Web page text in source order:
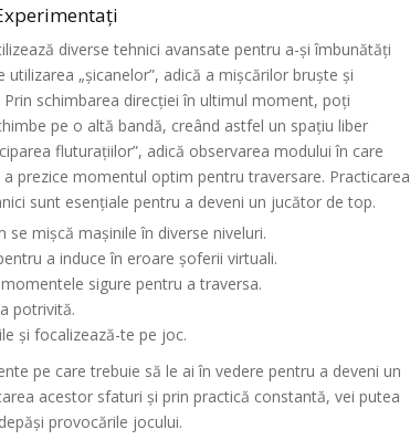
diverse tehnici avansate pentru a-și îmbunătăți
„șicanelor”, adică a mișcărilor bruște și
schimbarea direcției în ultimul moment, poți
pe o altă bandă, creând astfel un spațiu liber
fluturațiilor”, adică observarea modului în care
prezice momentul optim pentru traversare. Practicarea
sunt esențiale pentru a deveni un jucător de top.
mișcă mașinile în diverse niveluri.
a induce în eroare șoferii virtuali.
sigure pentru a traversa.
potrivită.
și focalizează-te pe joc.
pe care trebuie să le ai în vedere pentru a deveni un
acestor sfaturi și prin practică constantă, vei putea
provocările jocului.